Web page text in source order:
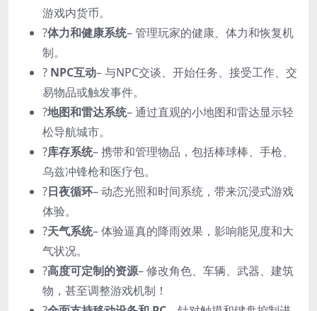
游戏内货币。
?体力和健康系统– 管理玩家的健康、体力和恢复机
制。
? NPC互动– 与NPC交谈、开始任务、接受工作、交
易物品或触发事件。
?️地图和雷达系统– 通过直观的小地图和雷达显示轻
松导航城市。
?库存系统– 携带和管理物品，包括棒球棒、手枪、
乌兹冲锋枪和医疗包。
?日夜循环– 动态光照和时间系统，带来沉浸式游戏
体验。
?️天气系统– 体验逼真的降雨效果，影响能见度和大
气状况。
?高度可定制的资源– 修改角色、车辆、武器、建筑
物，甚至调整游戏机制！